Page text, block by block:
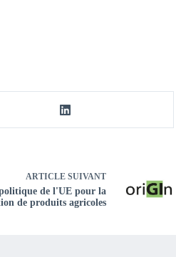
ARTICLESUIVANT
de l'UE pour la
de produits agricoles